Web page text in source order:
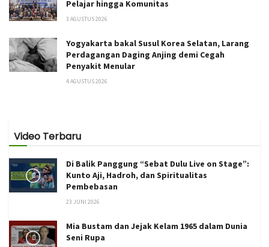
Pelajar hingga Komunitas
3 AGUSTUS 2026
Yogyakarta bakal Susul Korea Selatan, Larang
Perdagangan Daging Anjing demi Cegah
Penyakit Menular
4 AGUSTUS 2026
Video Terbaru
Di Balik Panggung “Sebat Dulu Live on Stage”:
Kunto Aji, Hadroh, dan Spiritualitas
Pembebasan
23 JUNI 2026
Mia Bustam dan Jejak Kelam 1965 dalam Dunia
Seni Rupa